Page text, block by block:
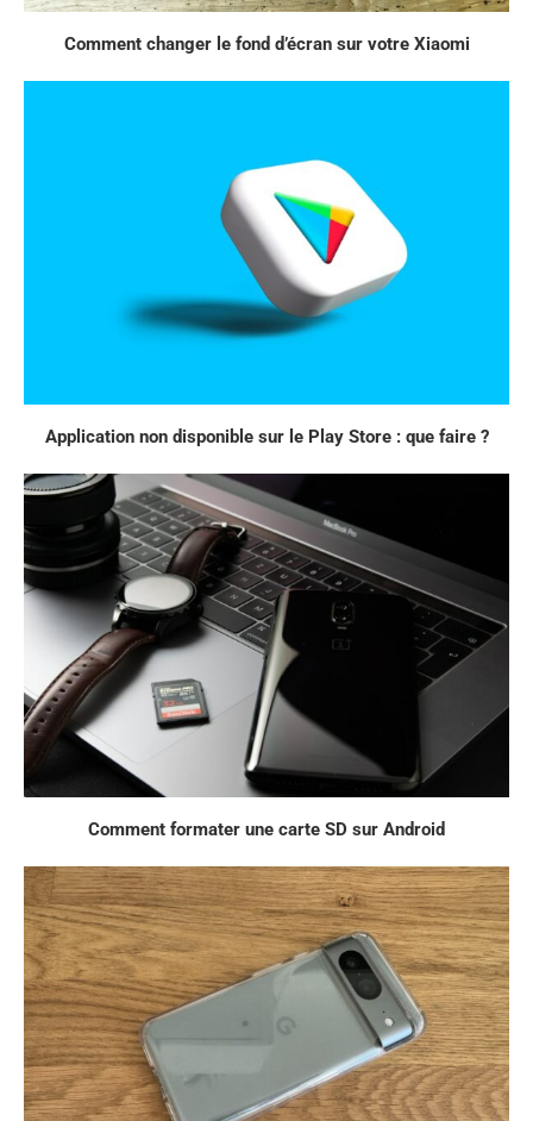
Comment changer le fond d’écran sur votre Xiaomi
Application non disponible sur le Play Store : que faire ?
Comment formater une carte SD sur Android